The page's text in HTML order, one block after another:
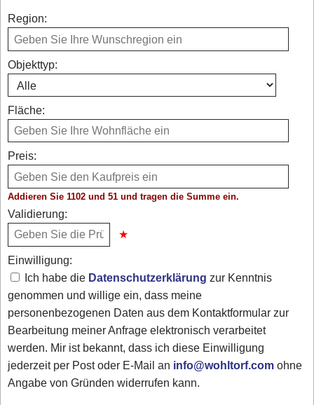
Region:
Objekttyp:
Fläche:
Preis:
Addieren Sie 1102 und 51 und tragen die Summe ein.
Validierung:
Einwilligung:
Ich habe die Datenschutzerklärung zur Kenntnis
genommen und willige ein, dass meine
personenbezogenen Daten aus dem Kontaktformular zur
Bearbeitung meiner Anfrage elektronisch verarbeitet
werden. Mir ist bekannt, dass ich diese Einwilligung
jederzeit per Post oder E-Mail an info@wohltorf.comohne
Angabe von Gründen widerrufen kann.